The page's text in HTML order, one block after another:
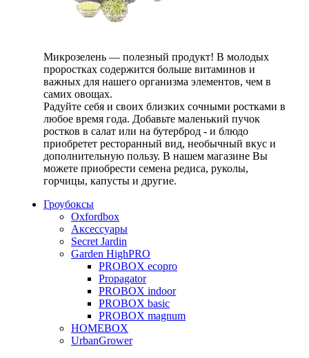
Микрозелень — полезный продукт! В молодых
проростках содержится больше витаминов и
важных для нашего организма элементов, чем в
самих овощах.
Радуйте себя и своих близких сочными ростками в
любое время года. Добавьте маленький пучок
ростков в салат или на бутерброд - и блюдо
приобретет ресторанный вид, необычный вкус и
дополнительную пользу. В нашем магазине Вы
можете приобрести семена редиса, руколы,
горчицы, капусты и другие.
Гроубоксы
Oxfordbox
Аксессуары
Secret Jardin
Garden HighPRO
PROBOX ecopro
Propagator
PROBOX indoor
PROBOX basic
PROBOX magnum
HOMEBOX
UrbanGrower